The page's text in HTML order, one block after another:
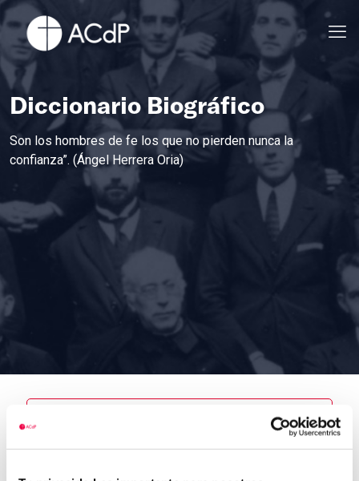
Diccionario Biográfico
Son los hombres de fe los que no pierden nunca la
confianza”. (Ángel Herrera Oria)